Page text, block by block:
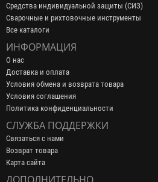
Средства индивидуальной защиты (СИЗ)
Сварочные и рихтовочные инструменты
Все каталоги
ИНФОРМАЦИЯ
О нас
Доставка и оплата
Условия обмена и возврата товара
Условия соглашения
Политика конфиденциальности
СЛУЖБА ПОДДЕРЖКИ
Связаться с нами
Возврат товара
Карта сайта